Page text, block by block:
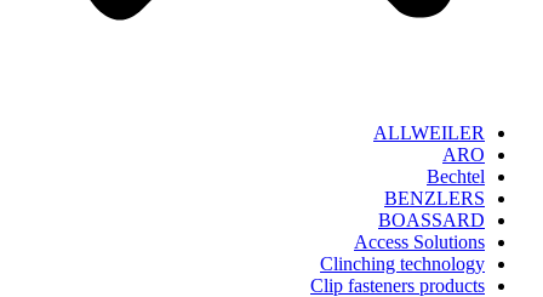
ALLWEILER
ARO
Bechtel
BENZLERS
BOASSARD
Access Solutions
Clinching technology
Clip fasteners products